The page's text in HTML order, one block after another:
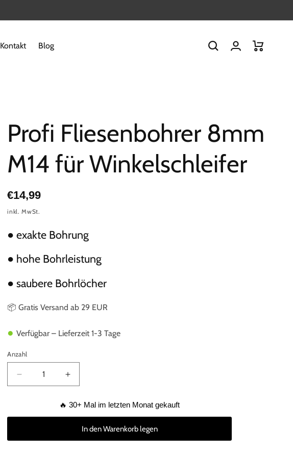
Kontakt Blog EinloggenWarenkorb
Profi Fliesenbohrer 8mm
M14 für Winkelschleifer
Normaler
Preis
€14,99
inkl. MwSt.
● exakte Bohrung
● hohe Bohrleistung
● saubere Bohrlöcher
📦 Gratis Versand ab 29 EUR
●Verfügbar – Lieferzeit 1-3 Tage
Anzahl
Verringere
die
8mm
Erhöhe
die
Menge
für
Fliesenbohrer
8mm
🔥 30+ Mal im letzten Monat gekauft
In den Warenkorb legen